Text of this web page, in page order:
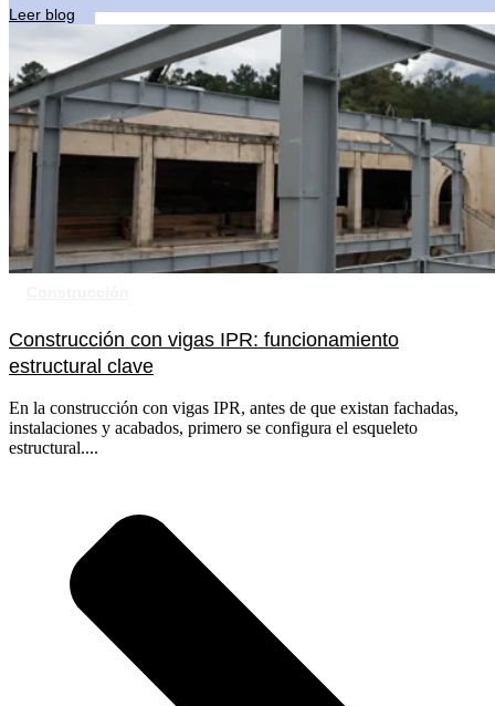
Leer blog
Construcción con vigas IPR: funcionamiento
estructural clave
En la construcción con vigas IPR, antes de que existan fachadas,
instalaciones y acabados, primero se configura el esqueleto
estructural....